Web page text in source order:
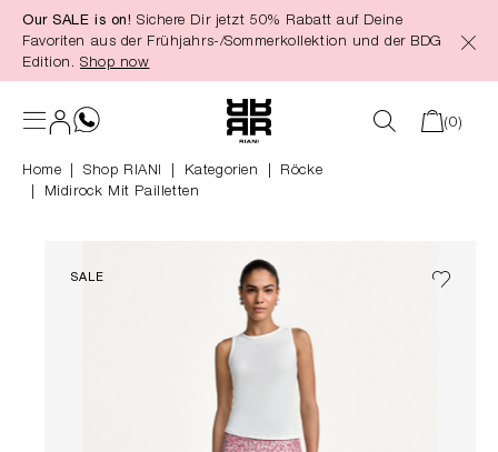
springen
Our SALE is on! Sichere Dir jetzt 50% Rabatt auf Deine
Favoriten aus der Frühjahrs-/Sommerkollektion und der BDG
Edition. Shop now
(0)
Home Shop RIANI Kategorien
Röcke
Midirock Mit Pailletten
SALE